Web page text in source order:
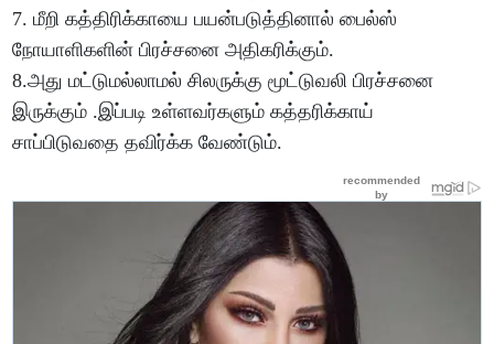
7. மீறி கத்திரிக்காயை பயன்படுத்தினால் பைல்ஸ்
நோயாளிகளின் பிரச்சனை அதிகரிக்கும்.
8.அது மட்டுமல்லாமல் சிலருக்கு மூட்டுவலி பிரச்சனை
இருக்கும் .இப்படி உள்ளவர்களும் கத்தரிக்காய்
சாப்பிடுவதை தவிர்க்க வேண்டும்.